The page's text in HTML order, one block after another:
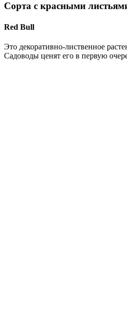
Сорта с красными
Red Bull
Это декоративно-лиственное
Садоводы ценят его в первую